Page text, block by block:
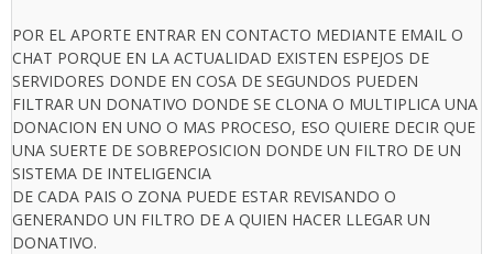
POR EL APORTE ENTRAR EN CONTACTO MEDIANTE EMAIL O
CHAT PORQUE EN LA ACTUALIDAD EXISTEN ESPEJOS DE
SERVIDORES DONDE EN COSA DE SEGUNDOS PUEDEN
FILTRAR UN DONATIVO DONDE SE CLONA O MULTIPLICA UNA
DONACION EN UNO O MAS PROCESO, ESO QUIERE DECIR QUE
UNA SUERTE DE SOBREPOSICION DONDE UN FILTRO DE UN
SISTEMA DE INTELIGENCIA
DE CADA PAIS O ZONA PUEDE ESTAR REVISANDO O
GENERANDO UN FILTRO DE A QUIEN HACER LLEGAR UN
DONATIVO.